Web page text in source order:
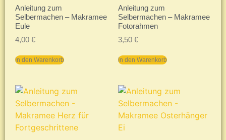
Anleitung zum
Selbermachen – Makramee
Eule
4,00 €
In den Warenkorb
Anleitung zum
Selbermachen – Makramee
Fotorahmen
3,50 €
In den Warenkorb